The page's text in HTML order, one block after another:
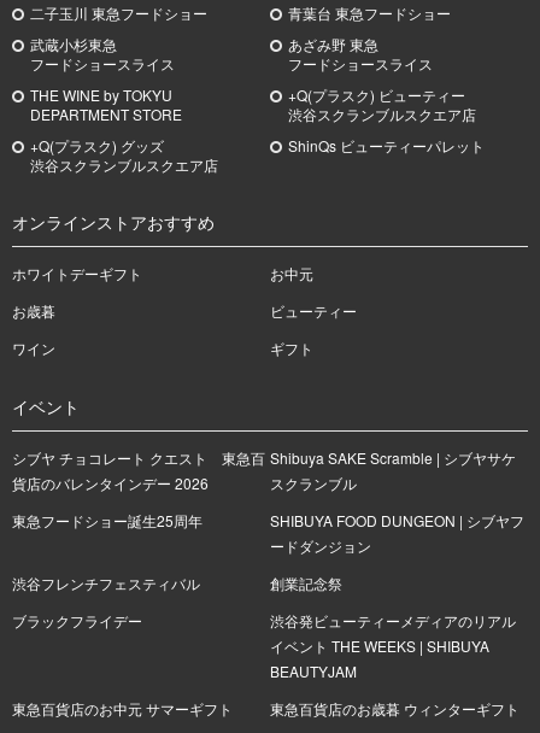
二子玉川 東急フードショー
青葉台 東急フードショー
武蔵小杉東急
フードショースライス
あざみ野東急
フードショースライス
THE WINE by TOKYU
DEPARTMENT STORE
+Q(プラスク) ビューティー
渋谷スクランブルスクエア店
+Q(プラスク) グッズ
渋谷スクランブルスクエア店
ShinQs ビューティーパレット
オンラインストアおすすめ
ホワイトデーギフト
お中元
お歳暮
ビューティー
ワイン
ギフト
イベント
シブヤ チョコレート クエスト 東急百
貨店のバレンタインデー 2026
Shibuya SAKE Scramble | シブヤサケ
スクランブル
東急フードショー誕生25周年
SHIBUYA FOOD DUNGEON | シブヤフ
ードダンジョン
渋谷フレンチフェスティバル
創業記念祭
ブラックフライデー
渋谷発ビューティーメディアのリアル
イベント THE WEEKS | SHIBUYA
BEAUTYJAM
東急百貨店のお中元 サマーギフト
東急百貨店のお歳暮 ウィンターギフト